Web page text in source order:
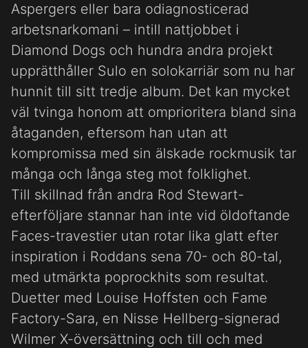
Aspergers eller bara odiagnosticerad
arbetsnarkomani – intill nattjobbet i
Diamond Dogs och hundra andra projekt
upprätthåller Sulo en solokarriär som nu har
hunnit till sitt tredje album. Det kan mycket
väl tvinga honom att omprioritera bland sina
åtaganden, eftersom han utan att
kompromissa med sin älskade rockmusik tar
många och långa steg mot folklighet.
Till skillnad från andra Rod Stewart-
efterföljare stannar han inte vid öldoftande
Faces-travestier utan rotar lika glatt efter
inspiration i Roddans sena 70- och 80-tal,
med utmärkta poprockhits som resultat.
Duetter med Louise Hoffsten och Fame
Factory-Sara, en Nisse Hellberg-signerad
Wilmer X-översättning och till och med